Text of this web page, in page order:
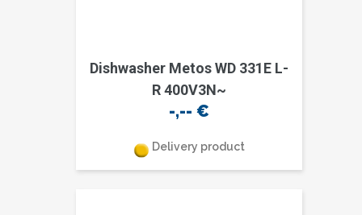
Dishwasher Metos WD 331E L-
R 400V3N~
-,-- €
Delivery product